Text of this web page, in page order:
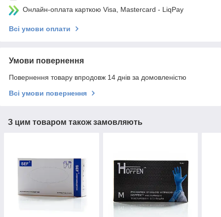
Онлайн-оплата карткою Visa, Mastercard - LiqPay
Всі умови оплати
Умови повернення
Повернення товару впродовж 14 днів за домовленістю
Всі умови повернення
З цим товаром також замовляють